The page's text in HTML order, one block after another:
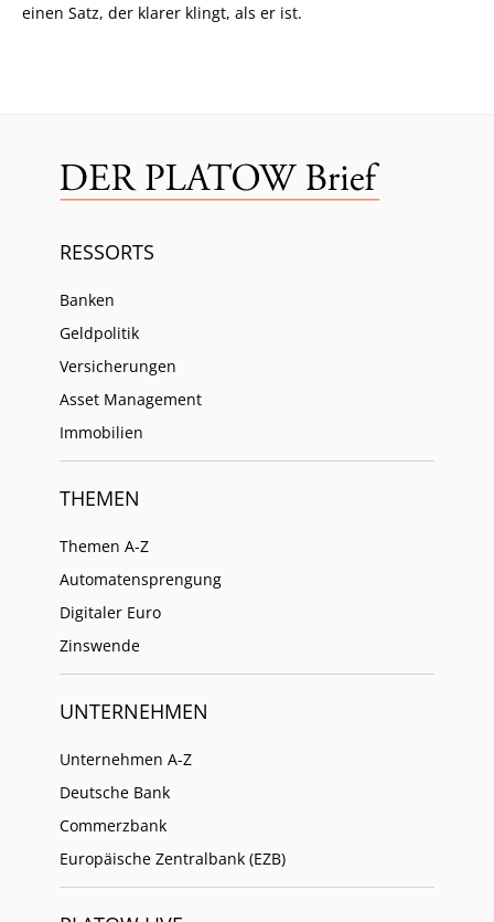
einen Satz, der klarer klingt, als er ist.
RESSORTS
Banken
Geldpolitik
Versicherungen
Asset Management
Immobilien
THEMEN
Themen A-Z
Automatensprengung
Digitaler Euro
Zinswende
UNTERNEHMEN
Unternehmen A-Z
Deutsche Bank
Commerzbank
Europäische Zentralbank (EZB)